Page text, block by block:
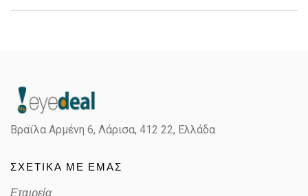
Color
Lens Color MIRROR PRIZM HI PINK
Color code
Βραϊλα Αρμένη 6, Λάρισα, 412 22, Ελλάδα
ΣΧΕΤΙΚΑ ΜΕ ΕΜΑΣ
Εταιρεία